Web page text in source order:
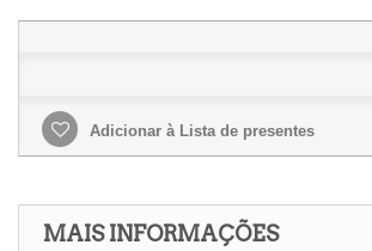
Adicionar à Lista de presentes
MAIS INFORMAÇÕES